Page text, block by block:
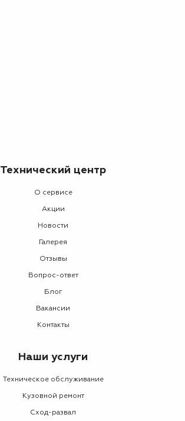
Технический центр
О сервисе
Акции
Новости
Галерея
Отзывы
Вопрос-ответ
Блог
Вакансии
Контакты
Наши услуги
Техническое обслуживание
Кузовной ремонт
Сход-развал